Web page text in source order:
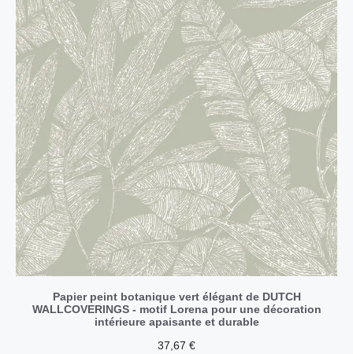
Papier peint botanique vert élégant de DUTCH
WALLCOVERINGS - motif Lorena pour une décoration
intérieure apaisante et durable
37,67 €